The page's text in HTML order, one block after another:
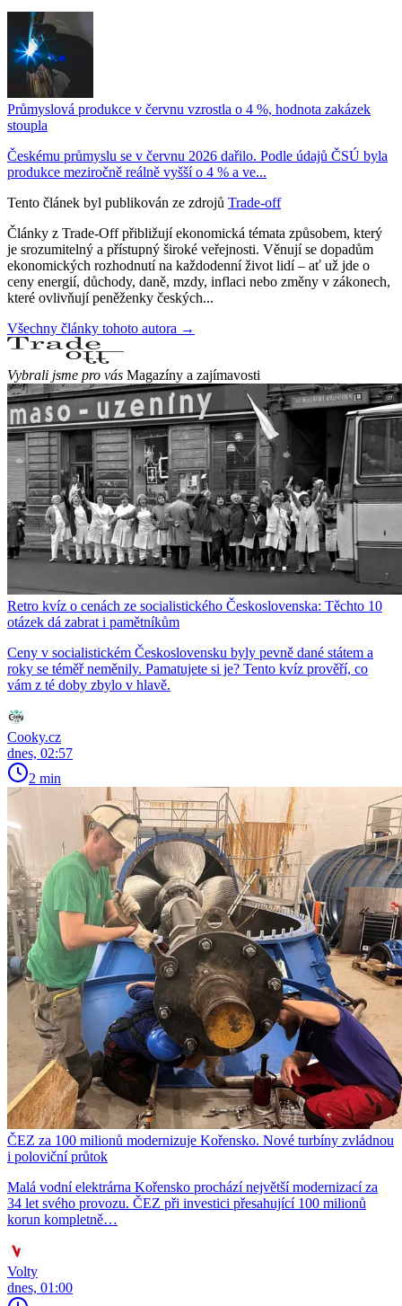
Průmyslová produkce v červnu vzrostla o 4 %, hodnota zakázek
stoupla
Českému průmyslu se v červnu 2026 dařilo. Podle údajů ČSÚ byla
produkce meziročně reálně vyšší o 4 % a ve...
Tento článek byl publikován ze zdrojů Trade-off
Články z Trade-Off přibližují ekonomická témata způsobem, který
je srozumitelný a přístupný široké veřejnosti. Věnují se dopadům
ekonomických rozhodnutí na každodenní život lidí – ať už jde o
ceny energií, důchody, daně, mzdy, inflaci nebo změny v zákonech,
které ovlivňují peněženky českých...
Všechny články tohoto autora →
Vybrali jsme pro vás Magazíny a zajímavosti
Retro kvíz o cenách ze socialistického Československa: Těchto 10
otázek dá zabrat i pamětníkům
Ceny v socialistickém Československu byly pevně dané státem a
roky se téměř neměnily. Pamatujete si je? Tento kvíz prověří, co
vám z té doby zbylo v hlavě.
Cooky.cz
dnes, 02:57
2 min
ČEZ za 100 milionů modernizuje Kořensko. Nové turbíny zvládnou
i poloviční průtok
Malá vodní elektrárna Kořensko prochází největší modernizací za
34 let svého provozu. ČEZ při investici přesahující 100 milionů
korun kompletně…
Volty
dnes, 01:00